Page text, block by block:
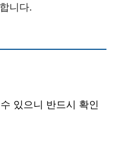
니다.
있으니 반드시 확인